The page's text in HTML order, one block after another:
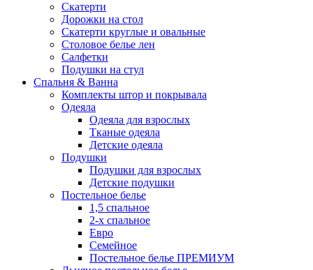
Скатерти
Дорожки на стол
Скатерти круглые и овальные
Столовое белье лен
Салфетки
Подушки на стул
Спальня & Ванна
Комплекты штор и покрывала
Одеяла
Одеяла для взрослых
Тканые одеяла
Детские одеяла
Подушки
Подушки для взрослых
Детские подушки
Постельное белье
1,5 спальное
2-х спальное
Евро
Семейное
Постельное белье ПРЕМИУМ